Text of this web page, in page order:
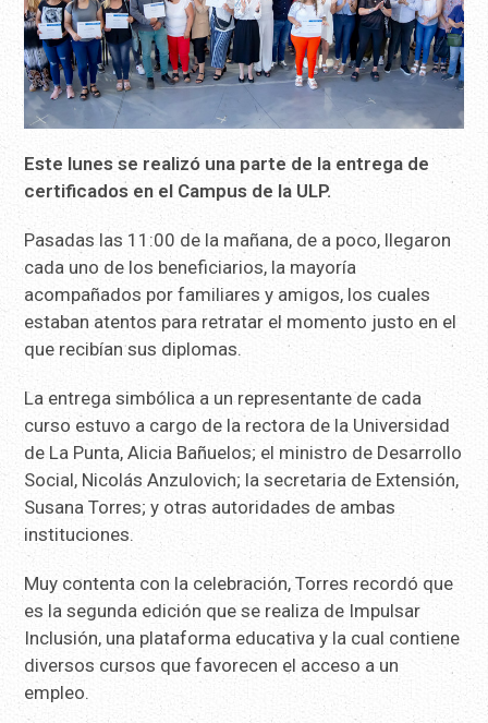
Este lunes se realizó una parte de la entrega de
certificados en el Campus de la ULP.
Pasadas las 11:00 de la mañana, de a poco, llegaron
cada uno de los beneficiarios, la mayoría
acompañados por familiares y amigos, los cuales
estaban atentos para retratar el momento justo en el
que recibían sus diplomas.
La entrega simbólica a un representante de cada
curso estuvo a cargo de la rectora de la Universidad
de La Punta, Alicia Bañuelos; el ministro de Desarrollo
Social, Nicolás Anzulovich; la secretaria de Extensión,
Susana Torres; y otras autoridades de ambas
instituciones.
Muy contenta con la celebración, Torres recordó que
es la segunda edición que se realiza de Impulsar
Inclusión, una plataforma educativa y la cual contiene
diversos cursos que favorecen el acceso a un
empleo.